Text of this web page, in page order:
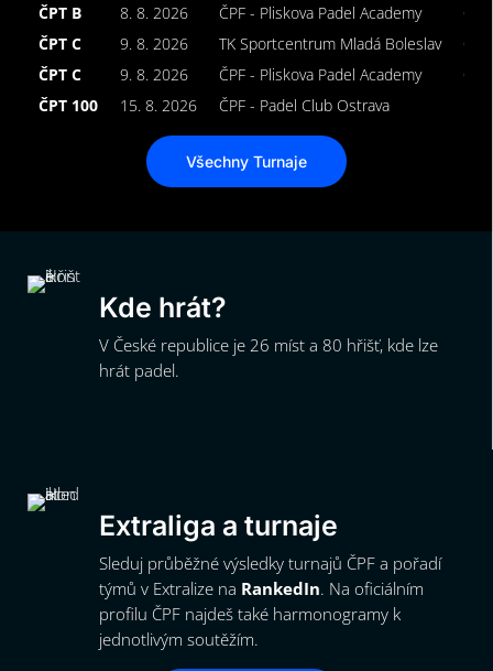
ČPT B
8. 8. 2026 ČPF - Pliskova Padel Academy
ČPT C
9. 8. 2026 TK Sportcentrum Mladá Boleslav
ČPT C
9. 8. 2026 ČPF - Pliskova Padel Academy
ČPT 100
15. 8. 2026 ČPF - Padel Club Ostrava
Všechny Turnaje
Kde hrát?
V České republice je 26 míst a 80 hřišť, kde lze
hrát padel.
Extraliga a turnaje
Sleduj průběžné výsledky turnajů ČPF a pořadí
týmů v Extralize na RankedIn. Na oficiálním
profilu ČPF najdeš také harmonogramy k
jednotlivým soutěžím.